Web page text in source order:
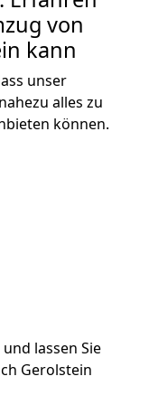
von
kann
unser
alles zu
können.
lassen Sie
Gerolstein